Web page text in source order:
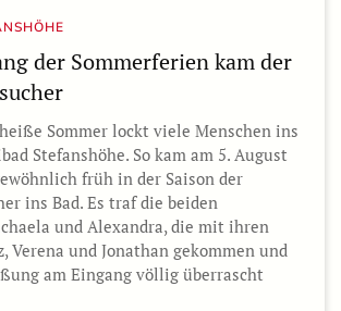
der Sommerferien kam der
Sommer lockt viele Menschen ins
Stefanshöhe. So kam am 5. August
früh in der Saison der
ins Bad. Es traf die beiden
und Alexandra, die mit ihren
Verena und Jonathan gekommen und
am Eingang völlig überrascht